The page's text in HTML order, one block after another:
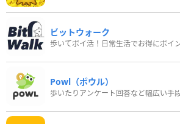
ビットウォーク
Powl（ポウル）